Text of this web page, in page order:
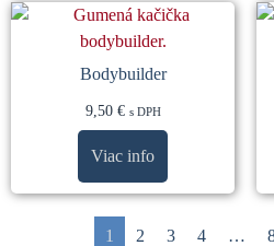
Bodybuilder
9,50 € s DPH
Viac info
1 2 3 4 …